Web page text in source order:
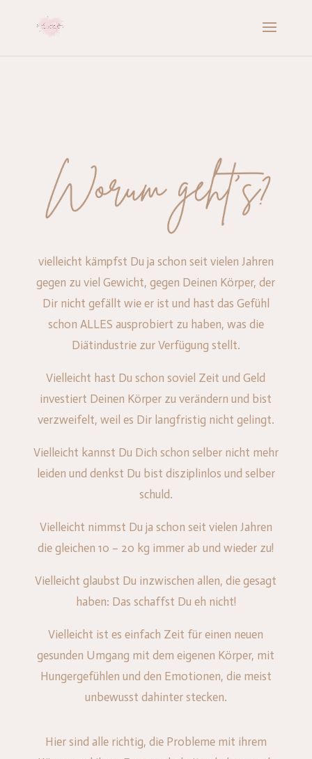
vielleicht kämpfst Du ja schon seit vielen Jahren
gegen zu viel Gewicht, gegen Deinen Körper, der
Dir nicht gefällt wie er ist und hast das Gefühl
schon ALLES ausprobiert zu haben, was die
Diätindustrie zur Verfügung stellt.
Vielleicht hast Du schon soviel Zeit und Geld
investiert Deinen Körper zu verändern und bist
verzweifelt, weil es Dir langfristig nicht gelingt.
Vielleicht kannst Du Dich schon selber nicht mehr
leiden und denkst Du bist disziplinlos und selber
schuld.
Vielleicht nimmst Du ja schon seit vielen Jahren
die gleichen 10 – 20 kg immer ab und wieder zu!
Vielleicht glaubst Du inzwischen allen, die gesagt
haben: Das schaffst Du eh nicht!
Vielleicht ist es einfach Zeit für einen neuen
gesunden Umgang mit dem eigenen Körper, mit
Hungergefühlen und den Emotionen, die meist
unbewusst dahinter stecken.
Hier sind alle richtig, die Probleme mit ihrem